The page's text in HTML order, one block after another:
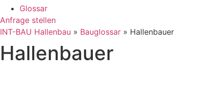
Glossar
Anfrage stellen
INT-BAU Hallenbau » Bauglossar » Hallenbauer
Hallenbauer